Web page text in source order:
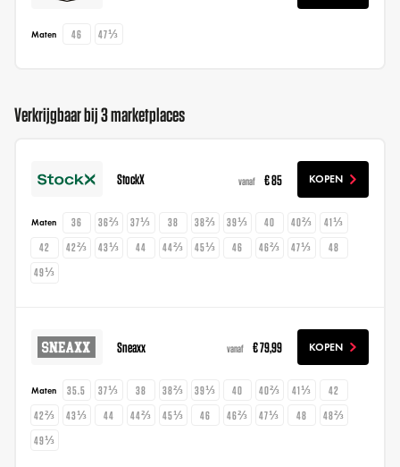
Maten 46 47⅓
Verkrijgbaar bij 3 marketplaces
StockX vanaf € 85 KOPEN
Maten 36 36⅔ 37⅓ 38 38⅔ 39⅓ 40 40⅔
41⅓
42
42⅔ 43⅓ 44 44⅔ 45⅓ 46 46⅔ 47⅓
48
49⅓
Sneaxx vanaf € 79,99 KOPEN
Maten 35.5 37⅓ 38 38⅔ 39⅓ 40 40⅔ 41⅓
42
42⅔
43⅓ 44 44⅔ 45⅓ 46 46⅔ 47⅓ 48
48⅔
49⅓